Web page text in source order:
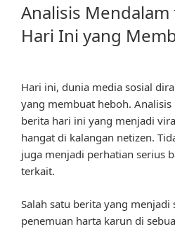
Analisis
Hari Ini yang
Hari ini, dunia media sosial
yang membuat heboh.
berita hari ini yang menjadi
hangat di kalangan netizen.
juga menjadi perhatian serius
terkait.
Salah satu berita yang menjadi
penemuan harta karun di